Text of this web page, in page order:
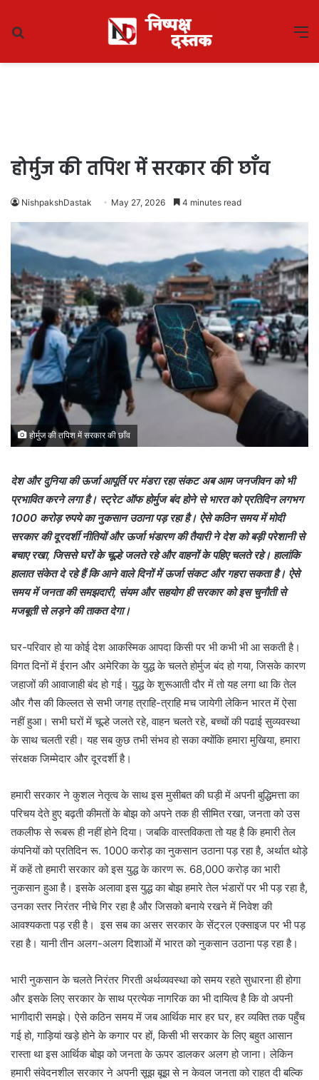
होर्मुज की तपिश में सरकार की छाँव
NishpakshDastak May 27, 2026 4 minutes read
होर्मुज की तपिश में सरकार की छाँव
देश और दुनिया की ऊर्जा आपूर्ति पर मंडरा रहा संकट अब आम जनजीवन को भी
प्रभावित करने लगा है। स्ट्रेट ऑफ होर्मुज बंद होने से भारत को प्रतिदिन लगभग
1000 करोड़ रुपये का नुकसान उठाना पड़ रहा है। ऐसे कठिन समय में मोदी
सरकार की दूरदर्शी नीतियों और ऊर्जा भंडारण की तैयारी ने देश को बड़ी परेशानी से
बचाए रखा, जिससे घरों के चूल्हे जलते रहे और वाहनों के पहिए चलते रहे। हालांकि
हालात संकेत दे रहे हैं कि आने वाले दिनों में ऊर्जा संकट और गहरा सकता है। ऐसे
समय में जनता की समझदारी, संयम और सहयोग ही सरकार को इस चुनौती से
मजबूती से लड़ने की ताकत देगा।
घर-परिवार हो या कोई देश आकस्मिक आपदा किसी पर भी कभी भी आ सकती है।
विगत दिनों में ईरान और अमेरिका के युद्ध के चलते होर्मुज बंद हो गया, जिसके कारण
जहाजों की आवाजाही बंद हो गई। युद्ध के शुरूआती दौर में तो यह लगा था कि तेल
और गैस की किल्लत से सभी जगह त्राहि-त्राहि मच जायेगी लेकिन भारत में ऐसा
नहीं हुआ। सभी घरों में चूल्हे जलते रहे, वाहन चलते रहे, बच्चों की पढाई सुव्यवस्था
के साथ चलती रही। यह सब कुछ तभी संभव हो सका क्योंकि हमारा मुखिया, हमारा
संरक्षक जिम्मेदार और दूरदर्शी है।
हमारी सरकार ने कुशल नेतृत्व के साथ इस मुसीबत की घड़ी में अपनी बुद्धिमत्ता का
परिचय देते हुए बढ़ती कीमतों के बोझ को अपने तक ही सीमित रखा, जनता को उस
तकलीफ से रूबरू ही नहीं होने दिया। जबकि वास्तविकता तो यह है कि हमारी तेल
कंपनियों को प्रतिदिन रू. 1000 करोड़ का नुकसान उठाना पड़ रहा है, अर्थात थोड़े
में कहें तो हमारी सरकार को इस युद्ध के कारण रू. 68,000 करोड़ का भारी
नुकसान हुआ है। इसके अलावा इस युद्ध का बोझ हमारे तेल भंडारों पर भी पड़ रहा है,
उनका स्तर निरंतर नीचे गिर रहा है और जिसको बनाये रखने में निवेश की
आवश्यकता पड़ रही है। इस सब का असर सरकार के सेंट्रल एक्साइज पर भी पड़
रहा है। यानी तीन अलग-अलग दिशाओं में भारत को नुकसान उठाना पड़ रहा है।
भारी नुकसान के चलते निरंतर गिरती अर्थव्यवस्था को समय रहते सुधारना ही होगा
और इसके लिए सरकार के साथ प्रत्येक नागरिक का भी दायित्व है कि वो अपनी
भागीदारी समझे। ऐसे कठिन समय में जब आर्थिक मार हर घर, हर व्यक्ति तक पहुँच
गई हो, गाड़ियां खड़े होने के कगार पर हों, किसी भी सरकार के लिए बहुत आसान
रास्ता था इस आर्थिक बोझ को जनता के ऊपर डालकर अलग हो जाना। लेकिन
हमारी संवेदनशील सरकार ने अपनी सूझ बूझ से न केवल जनता को राहत दी बल्कि